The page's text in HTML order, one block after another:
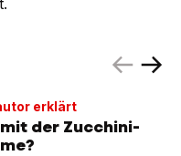
erklärt
der Zucchini-